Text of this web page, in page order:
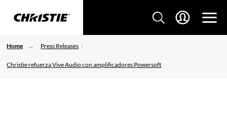
Home Press Releases
Christie refuerza Vive Audio con amplificadores Powersoft